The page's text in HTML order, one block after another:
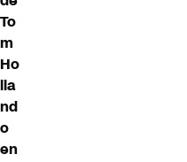
To
m
Ho
lla
nd
o
en